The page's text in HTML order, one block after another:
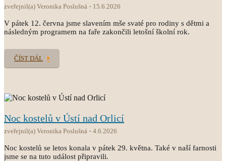
zveřejnil(a) Veronika Poslušná 15.6.2026
V pátek 12. června jsme slavením mše svaté pro rodiny s dětmi a
následným programem na faře zakončili letošní školní rok.
ČÍST DÁL
Noc kostelů v Ústí nad Orlicí
zveřejnil(a) Veronika Poslušná 4.6.2026
Noc kostelů se letos konala v pátek 29. května. Také v naší farnosti
jsme se na tuto událost připravili.